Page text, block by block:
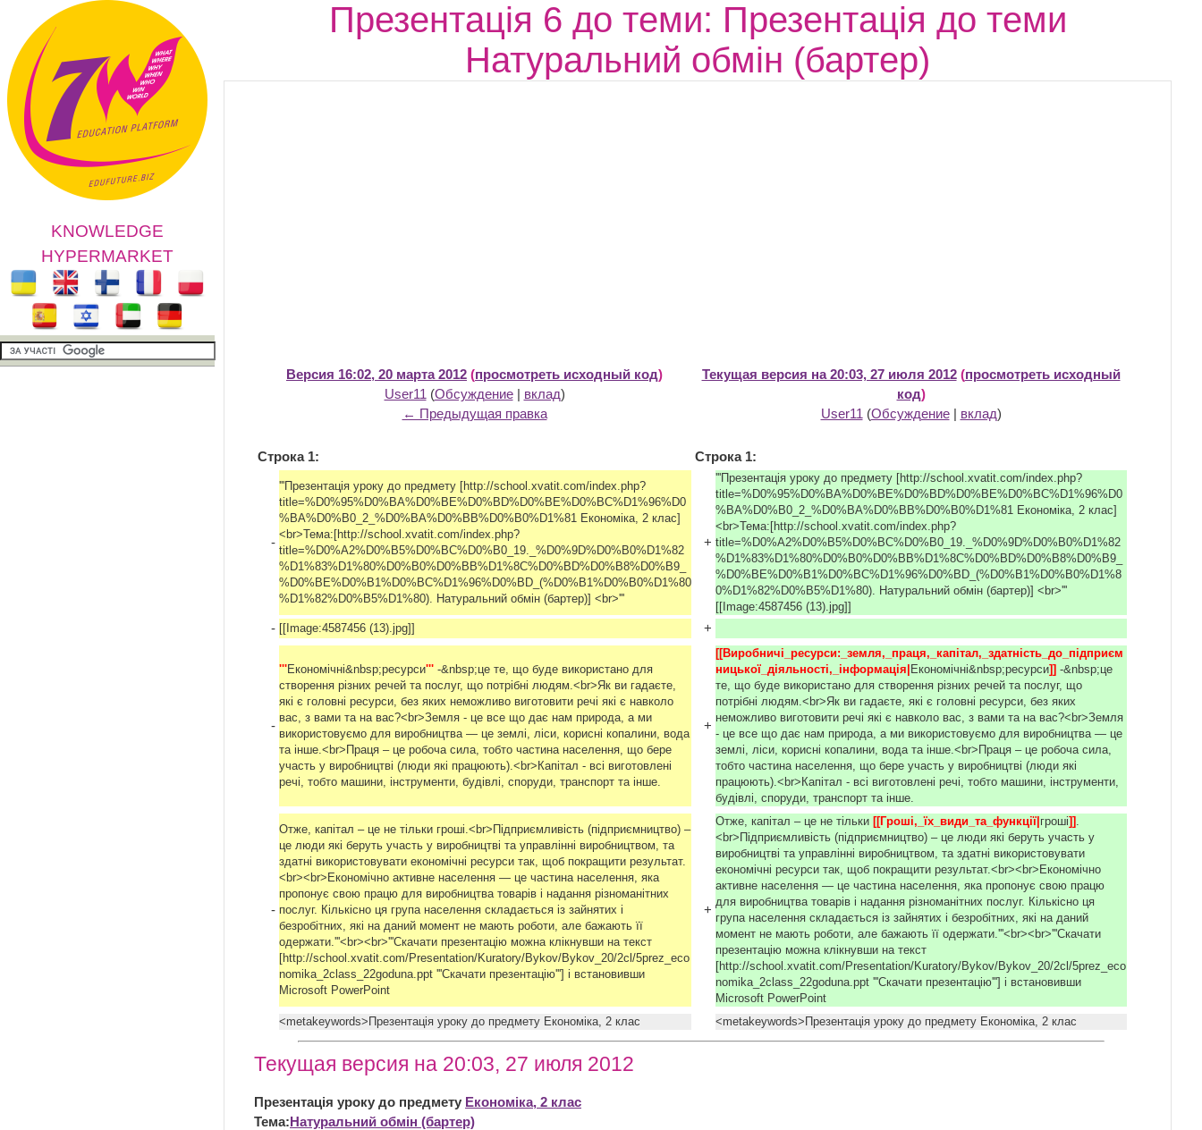
KNOWLEDGE
HYPERMARKET
Презентація 6 до теми: Презентація до теми
Натуральний обмін (бартер)
Версия 16:02, 20 марта 2012 (просмотреть исходный код)
User11 (Обсуждение| вклад)
← Предыдущая правка
Текущая версия на 20:03, 27 июля 2012(просмотреть исходный
код)
User11 (Обсуждение| вклад)
Строка 1: Строка 1:
-
'''Презентація уроку до предмету [http://school.xvatit.com/index.php?
title=%D0%95%D0%BA%D0%BE%D0%BD%D0%BE%D0%BC%D1%96%D0
%BA%D0%B0_2_%D0%BA%D0%BB%D0%B0%D1%81 Економіка, 2 клас]
<br>Тема:[http://school.xvatit.com/index.php?
title=%D0%A2%D0%B5%D0%BC%D0%B0_19._%D0%9D%D0%B0%D1%82
%D1%83%D1%80%D0%B0%D0%BB%D1%8C%D0%BD%D0%B8%D0%B9_
%D0%BE%D0%B1%D0%BC%D1%96%D0%BD_(%D0%B1%D0%B0%D1%80
%D1%82%D0%B5%D1%80). Натуральний обмін (бартер)] <br>'''
+
'''Презентація уроку до предмету [http://school.xvatit.com/index.php?
title=%D0%95%D0%BA%D0%BE%D0%BD%D0%BE%D0%BC%D1%96%D0
%BA%D0%B0_2_%D0%BA%D0%BB%D0%B0%D1%81 Економіка, 2 клас]
<br>Тема:[http://school.xvatit.com/index.php?
title=%D0%A2%D0%B5%D0%BC%D0%B0_19._%D0%9D%D0%B0%D1%82
%D1%83%D1%80%D0%B0%D0%BB%D1%8C%D0%BD%D0%B8%D0%B9_
%D0%BE%D0%B1%D0%BC%D1%96%D0%BD_(%D0%B1%D0%B0%D1%8
0%D1%82%D0%B5%D1%80). Натуральний обмін (бартер)] <br>'''
[[Image:4587456 (13).jpg]]
- [[Image:4587456 (13).jpg]] +
-
'''Економічні&nbsp;ресурси''' -&nbsp;це те, що буде використано для
створення різних речей та послуг, що потрібні людям.<br>Як ви гадаєте,
які є головні ресурси, без яких неможливо виготовити речі які є навколо
вас, з вами та на вас?<br>Земля - це все що дає нам природа, а ми
використовуємо для виробництва — це землі, ліси, корисні копалини, вода
та інше.<br>Праця – це робоча сила, тобто частина населення, що бере
участь у виробництві (люди які працюють).<br>Капітал - всі виготовлені
речі, тобто машини, інструменти, будівлі, споруди, транспорт та інше.
+
[[Виробничі_ресурси:_земля,_праця,_капітал,_здатність_до_підприєм
ницької_діяльності,_інформація| Економічні&nbsp;ресурси]] -&nbsp;це
те, що буде використано для створення різних речей та послуг, що
потрібні людям.<br>Як ви гадаєте, які є головні ресурси, без яких
неможливо виготовити речі які є навколо вас, з вами та на вас?<br>Земля
- це все що дає нам природа, а ми використовуємо для виробництва — це
землі, ліси, корисні копалини, вода та інше.<br>Праця – це робоча сила,
тобто частина населення, що бере участь у виробництві (люди які
працюють).<br>Капітал - всі виготовлені речі, тобто машини, інструменти,
будівлі, споруди, транспорт та інше.
-
Отже, капітал – це не тільки гроші.<br>Підприємливість (підприємництво) –
це люди які беруть участь у виробництві та управлінні виробництвом, та
здатні використовувати економічні ресурси так, щоб покращити результат.
<br><br>Економічно активне населення — це частина населення, яка
пропонує свою працю для виробництва товарів і надання різноманітних
послуг. Кількісно ця група населення складається із зайнятих і
безробітних, які на даний момент не мають роботи, але бажають її
одержати.'''<br><br>'''Cкачати презентацію можна клікнувши на текст
[http://school.xvatit.com/Presentation/Kuratory/Bykov/Bykov_20/2cl/5prez_eco
nomika_2class_22goduna.ppt '''Скачати презентацію'''] і встановивши
Microsoft PowerPoint
+
Отже, капітал – це не тільки [[Гроші,_їх_види_та_функції| гроші]] .
<br>Підприємливість (підприємництво) – це люди які беруть участь у
виробництві та управлінні виробництвом, та здатні використовувати
економічні ресурси так, щоб покращити результат.<br><br>Економічно
активне населення — це частина населення, яка пропонує свою працю
для виробництва товарів і надання різноманітних послуг. Кількісно ця
група населення складається із зайнятих і безробітних, які на даний
момент не мають роботи, але бажають її одержати.'''<br><br>'''Cкачати
презентацію можна клікнувши на текст
[http://school.xvatit.com/Presentation/Kuratory/Bykov/Bykov_20/2cl/5prez_eco
nomika_2class_22goduna.ppt '''Скачати презентацію'''] і встановивши
Microsoft PowerPoint
<metakeywords>Презентація уроку до предмету Економіка, 2 клас
<metakeywords>Презентація уроку до предмету Економіка, 2 клас
Текущая версия на 20:03, 27 июля 2012
Презентація уроку до предмету Економіка, 2 клас
Тема:Натуральний обмін (бартер)